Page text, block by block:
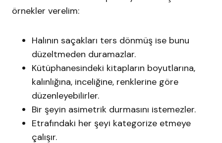
örnekler verelim:
Halının saçakları ters dönmüş ise bunu
düzeltmeden duramazlar.
Kütüphanesindeki kitapların boyutlarına,
kalınlığına, inceliğine, renklerine göre
düzenleyebilirler.
Bir şeyin asimetrik durmasını istemezler.
Etrafındaki her şeyi kategorize etmeye
çalışır.